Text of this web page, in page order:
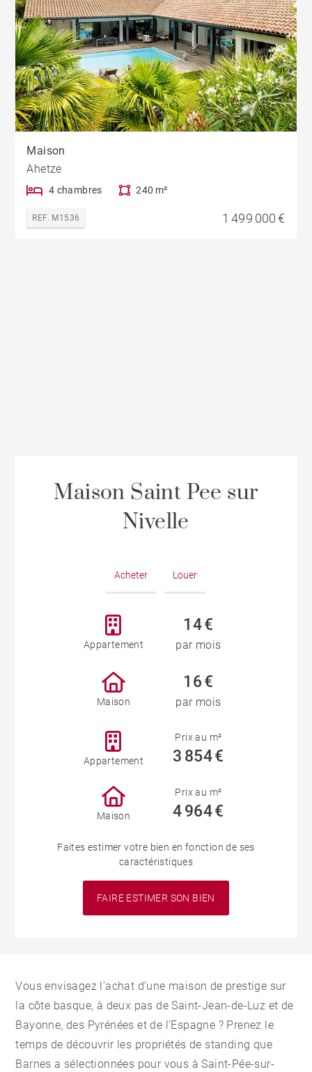
Maison
Ahetze
4 chambres 240 m²
REF. M1536 1 499 000 €
Maison Saint Pee sur
Nivelle
Acheter Louer
Appartement
14 €
par mois
Maison
16 €
par mois
Appartement
Prix au m²
3 854 €
Maison
Prix au m²
4 964 €
Faites estimer votre bien en fonction de ses
caractéristiques
FAIRE ESTIMER SON BIEN
Vous envisagez l’achat d’une maison de prestige sur
la côte basque, à deux pas de Saint-Jean-de-Luz et de
Bayonne, des Pyrénées et de l’Espagne ? Prenez le
temps de découvrir les propriétés de standing que
Barnes a sélectionnées pour vous à Saint-Pée-sur-